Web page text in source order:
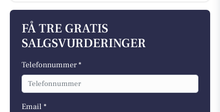
FÅ TRE GRATIS
SALGSVURDERINGER
Telefonnummer *
Email *